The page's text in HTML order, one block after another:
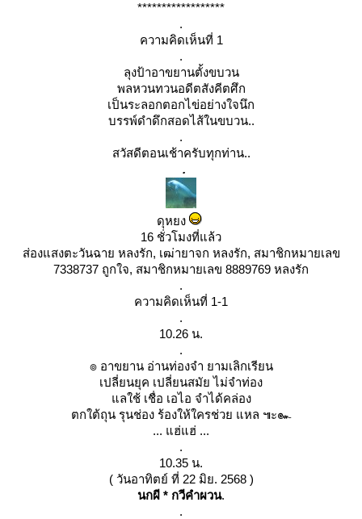
******************
.
ความคิดเห็นที่ 1
.
ลุงป้าอาขยานตั้งขบวน
พลหวนทวนอดีตสังคีตศึก
เป็นระลอกตอกไข่อย่างใจนึก
บรรพ์ดำดึกสอดไส้ในขบวน..
.
สวัสดีตอนเช้าครับทุกท่าน..
.
ดุหยง
16 ชั่วโมงที่แล้ว
ส่องแสงตะวันฉาย หลงรัก, เฒ่ายาจก หลงรัก, สมาชิกหมายเลข
7338737 ถูกใจ, สมาชิกหมายเลข 8889769 หลงรัก
.
ความคิดเห็นที่ 1-1
.
10.26 น.
.
๏ อาขยาน อ่านท่องจำ ยามเลิกเรียน
เปลี่ยนยุค เปลี่ยนสมัย ไม่จำท่อง
ลใช้ เชื่อ เอไอ จำได้คล่อง
ตกใต้ถุน รุนช่อง ร้องให้ใครช่วย แหล ๚ะ๛
... แฮ่แฮ่ ...
.
10.35 น.
( วันอาทิตย์ ที่ 22 มิย. 2568 )
นกผี * กวีคำผวน.
.